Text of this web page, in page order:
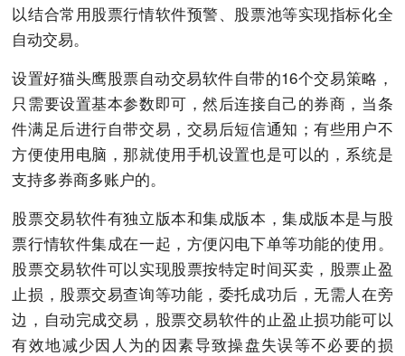
以结合常用股票行情软件预警、股票池等实现指标化全
自动交易。
设置好猫头鹰股票自动交易软件自带的16个交易策略，
只需要设置基本参数即可，然后连接自己的券商，当条
件满足后进行自带交易，交易后短信通知；有些用户不
方便使用电脑，那就使用手机设置也是可以的，系统是
支持多券商多账户的。
股票交易软件有独立版本和集成版本，集成版本是与股
票行情软件集成在一起，方便闪电下单等功能的使用。
股票交易软件可以实现股票按特定时间买卖，股票止盈
止损，股票交易查询等功能，委托成功后，无需人在旁
边，自动完成交易，股票交易软件的止盈止损功能可以
有效地减少因人为的因素导致操盘失误等不必要的损